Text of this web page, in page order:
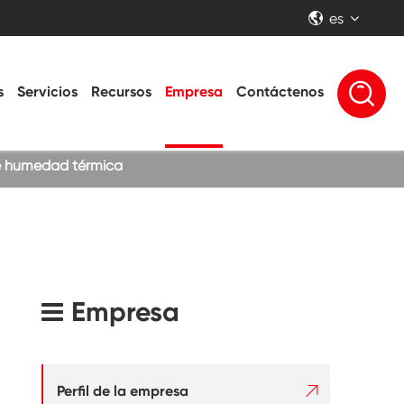
 es
Servicios Recursos Empresa Contáctenos 
humedad térmica
Empresa
Perfil de la empresa 